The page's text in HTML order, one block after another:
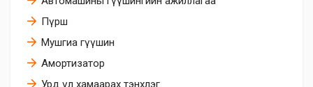
Пүрш
Мушгиа гүүшин
Амортизатор
Урд үл хамаарах тэнхлэг